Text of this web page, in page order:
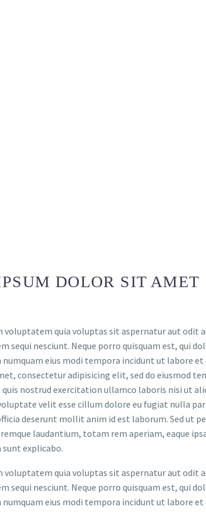
DOLOR SIT AMET
voluptatem quia voluptas sit aspernatur aut odit
sequi nesciunt. Neque porro quisquam est, qui
numquam eius modi tempora incidunt ut labore
consectetur adipisicing elit, sed do eiusmod
nostrud exercitation ullamco laboris nisi ut
velit esse cillum dolore eu fugiat nulla
deserunt mollit anim id est laborum. Sed ut
laudantium, totam rem aperiam, eaque
explicabo.
voluptatem quia voluptas sit aspernatur aut odit
sequi nesciunt. Neque porro quisquam est, qui
numquam eius modi tempora incidunt ut labore